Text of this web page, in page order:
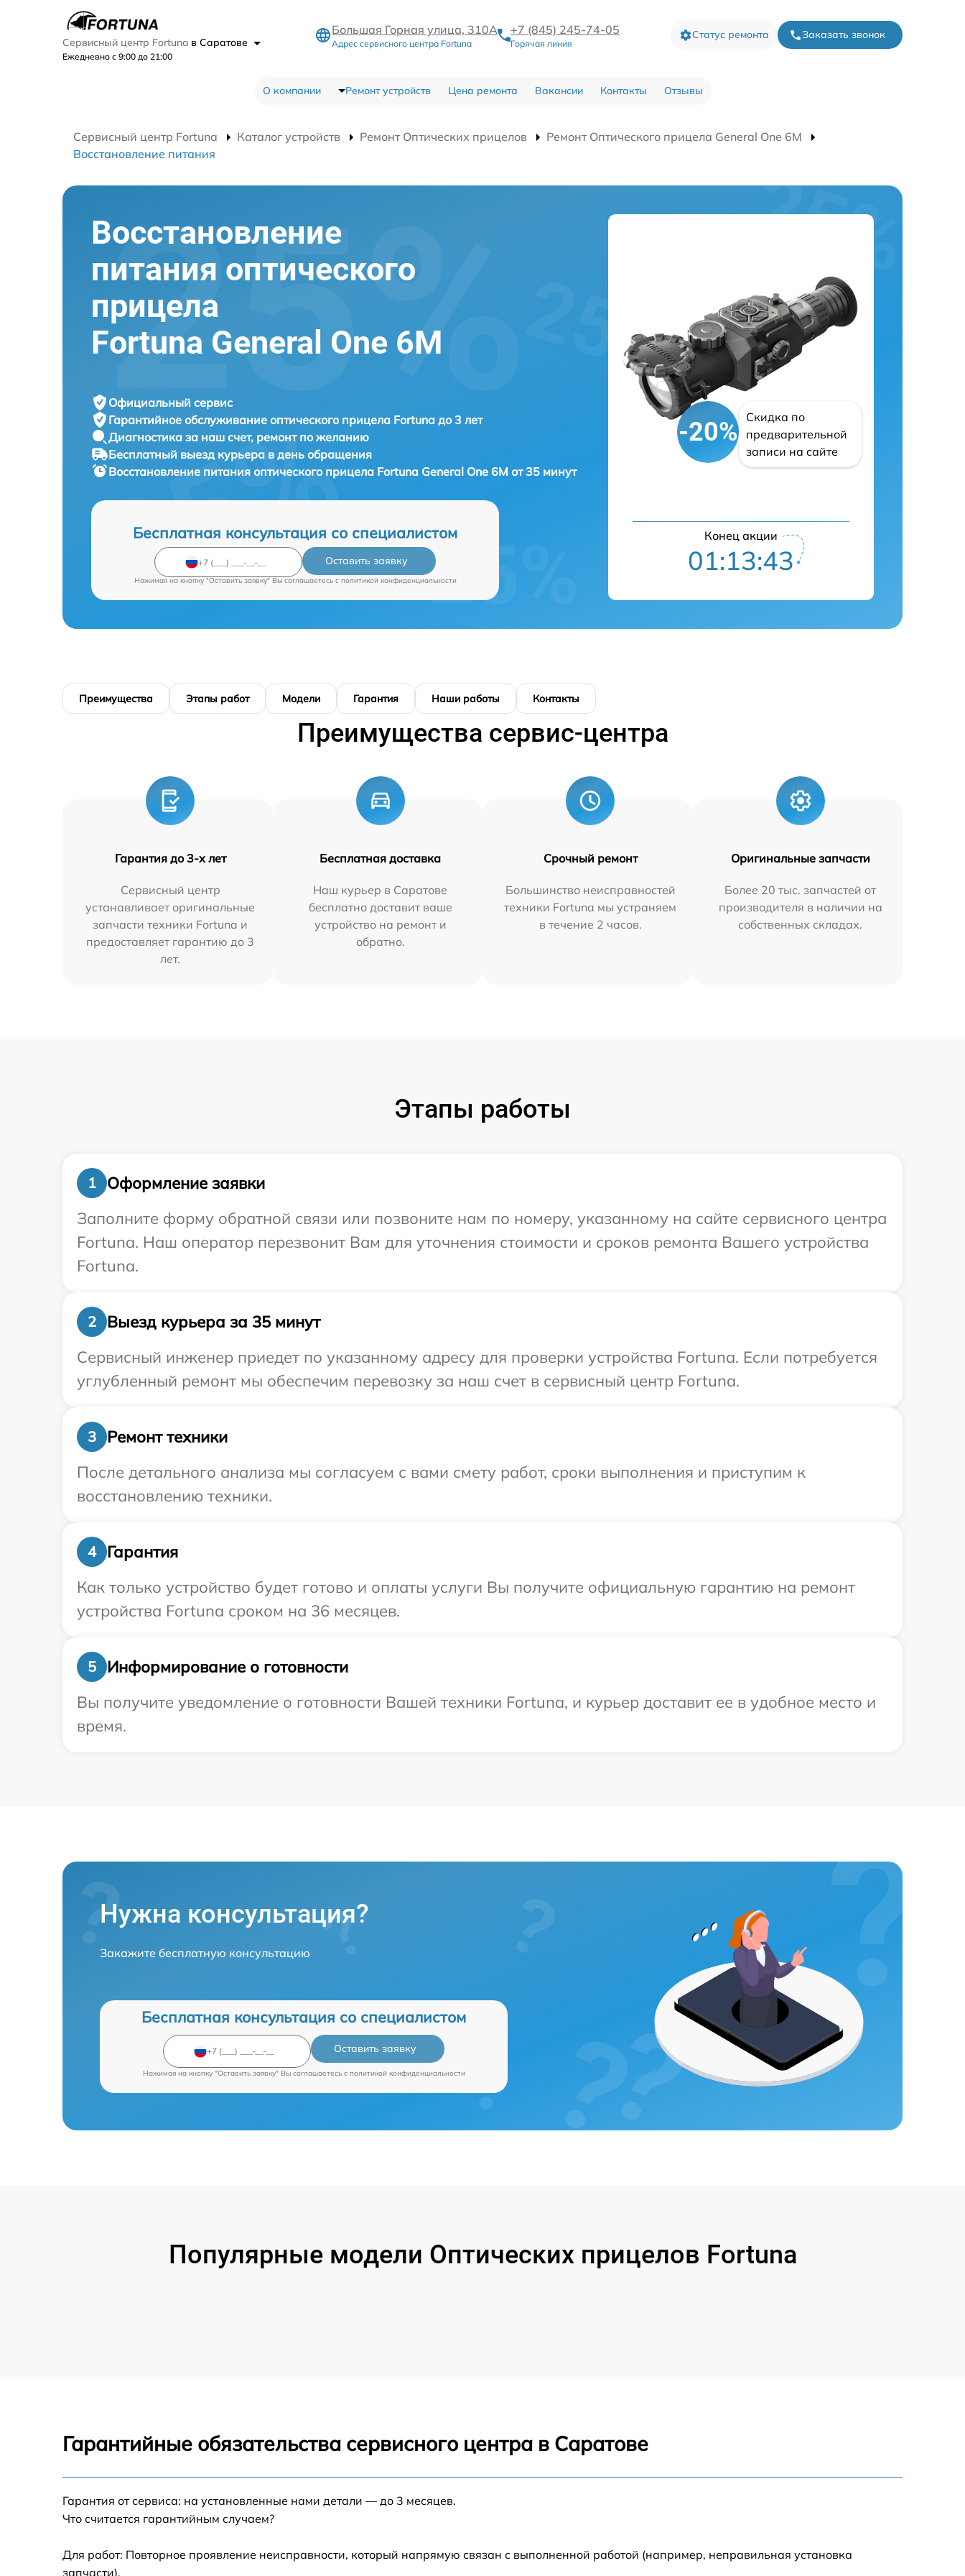
Сервисный центр Fortuna в Саратове
Ежедневно с 9:00 до 21:00
Большая Горная улица, 310А
Адрес сервисного центра Fortuna
+7 (845) 245-74-05
Горячая линия
Статус ремонта Заказать звонок
О компании Ремонт устройств Цена ремонта Вакансии Контакты Отзывы
Сервисный центр Fortuna Каталог устройств Ремонт Оптических прицелов
Ремонт Оптического прицела General One 6M
Восстановление питания
Восстановление
питания оптического
прицела
Fortuna General One 6M
Официальный сервис
Гарантийное обслуживание оптического прицела Fortuna до 3 лет
Диагностика за наш счет, ремонт по желанию
Бесплатный выезд курьера в день обращения
Восстановление питания оптического прицела Fortuna General One 6M от 35 минут
Бесплатная консультация со специалистом
Оставить заявку
Нажимая на кнопку "Оставить заявку" Вы соглашаетесь c политикой конфиденциальности
-20%
Скидка по
предварительной
записи на сайте
Конец акции
01:13:41
Преимущества Этапы работ Модели Гарантия Наши работы Контакты
Преимущества сервис-центра
Гарантия до 3-х лет
Сервисный центр
устанавливает оригинальные
запчасти техники Fortuna и
предоставляет гарантию до 3
лет.
Бесплатная доставка
Наш курьер в Саратове
бесплатно доставит ваше
устройство на ремонт и
обратно.
Срочный ремонт
Большинство неисправностей
техники Fortuna мы устраняем
в течение 2 часов.
Оригинальные запчасти
Более 20 тыс. запчастей от
производителя в наличии на
собственных складах.
Этапы работы
1
Оформление заявки
Заполните форму обратной связи или позвоните нам по номеру, указанному на сайте сервисного центра
Fortuna. Наш оператор перезвонит Вам для уточнения стоимости и сроков ремонта Вашего устройства
Fortuna.
2
Выезд курьера за 35 минут
Сервисный инженер приедет по указанному адресу для проверки устройства Fortuna. Если потребуется
углубленный ремонт мы обеспечим перевозку за наш счет в сервисный центр Fortuna.
3
Ремонт техники
После детального анализа мы согласуем с вами смету работ, сроки выполнения и приступим к
восстановлению техники.
4
Гарантия
Как только устройство будет готово и оплаты услуги Вы получите официальную гарантию на ремонт
устройства Fortuna сроком на 36 месяцев.
5
Информирование о готовности
Вы получите уведомление о готовности Вашей техники Fortuna, и курьер доставит ее в удобное место и
время.
Нужна консультация?
Закажите бесплатную консультацию
Бесплатная консультация со специалистом
Оставить заявку
Нажимая на кнопку "Оставить заявку" Вы соглашаетесь c политикой конфиденциальности
Популярные модели Оптических прицелов Fortuna
Гарантийные обязательства сервисного центра в Саратове
Гарантия от сервиса: на установленные нами детали — до 3 месяцев.
Что считается гарантийным случаем?
Для работ: Повторное проявление неисправности, который напрямую связан с выполненной работой (например, неправильная установка
запчасти).